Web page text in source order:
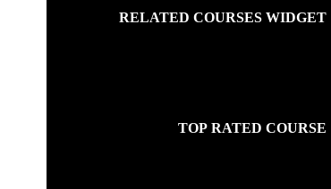
RELATED COURSES WIDGET
TOP RATED COURSE